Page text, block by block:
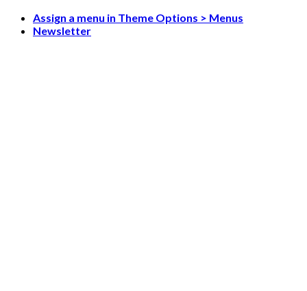
Skip
Assign a menu in Theme Options > Menus
Newsletter